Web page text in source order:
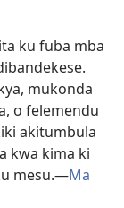
ku fuba mba
mukonda
o felemendu
akitumbula
kwa kima ki
mesu.—Ma